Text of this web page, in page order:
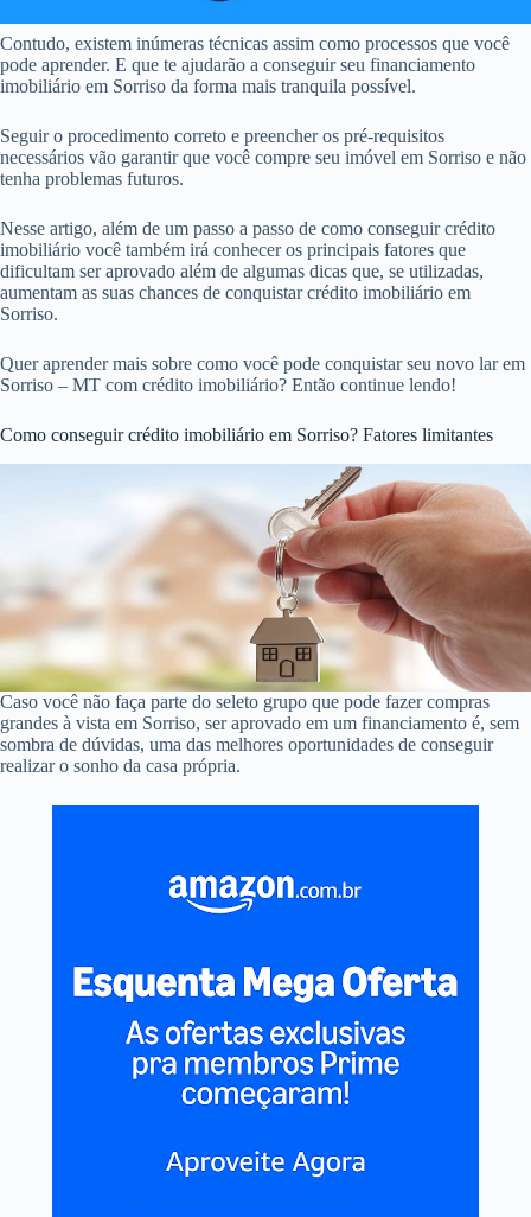
Contudo, existem inúmeras técnicas assim como processos que você
pode aprender. E que te ajudarão a conseguir seu financiamento
imobiliário em Sorriso da forma mais tranquila possível.
Seguir o procedimento correto e preencher os pré-requisitos
necessários vão garantir que você compre seu imóvel em Sorriso e não
tenha problemas futuros.
Nesse artigo, além de um passo a passo de como conseguir crédito
imobiliário você também irá conhecer os principais fatores que
dificultam ser aprovado além de algumas dicas que, se utilizadas,
aumentam as suas chances de conquistar crédito imobiliário em
Sorriso.
Quer aprender mais sobre como você pode conquistar seu novo lar em
Sorriso – MT com crédito imobiliário? Então continue lendo!
Como conseguir crédito imobiliário em Sorriso? Fatores limitantes
Caso você não faça parte do seleto grupo que pode fazer compras
grandes à vista em Sorriso, ser aprovado em um financiamento é, sem
sombra de dúvidas, uma das melhores oportunidades de conseguir
realizar o sonho da casa própria.